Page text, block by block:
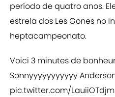
período de quatro anos.
estrela dos Les Gones no
heptacampeonato.
Voici 3 minutes de
Sonnyyyyyyyyyyy
pic.twitter.com/LauiiOTdjm